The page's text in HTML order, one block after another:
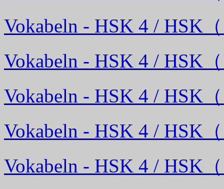
Vokabeln - HSK 4 / HSK
Vokabeln - HSK 4 / HSK
Vokabeln - HSK 4 / HSK
Vokabeln - HSK 4 / HSK
Vokabeln - HSK 4 / HSK